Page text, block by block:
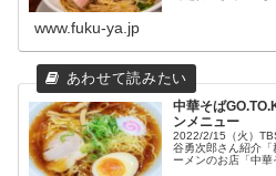
食」、A4和牛ハン
お取り寄せについ
www.fuku-ya.jp
中華そば
ンメニュー
2022/2/15（火）
谷勇次郎さん紹介
ーメンのお店「中華